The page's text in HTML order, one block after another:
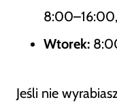
8:00–16:00,
Wtorek:
Jeśli nie